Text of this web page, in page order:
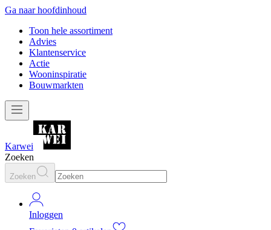
Ga naar hoofdinhoud
Toon hele assortiment
Advies
Klantenservice
Actie
Wooninspiratie
Bouwmarkten
Karwei
Zoeken
Zoeken
Inloggen